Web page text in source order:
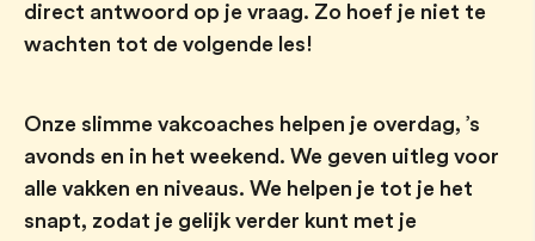
direct antwoord op je vraag. Zo hoef je niet te
wachten tot de volgende les!
Onze slimme vakcoaches helpen je overdag, ’s
avonds en in het weekend. We geven uitleg voor
alle vakken en niveaus. We helpen je tot je het
snapt, zodat je gelijk verder kunt met je